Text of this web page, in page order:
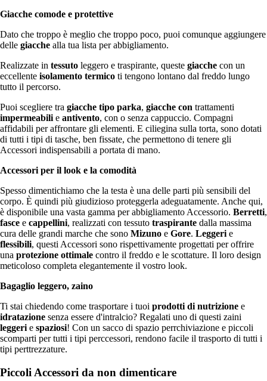
Giacche comode e protettive
Dato che troppo è meglio che troppo poco, puoi comunque aggiungere
delle giacche alla tua lista per abbigliamento.
Realizzate in tessuto leggero e traspirante, queste giacche con un
eccellente isolamento termico ti tengono lontano dal freddo lungo
tutto il percorso.
Puoi scegliere tra giacche tipo parka, giacche con trattamenti
impermeabilie antivento, con o senza cappuccio. Compagni
affidabili per affrontare gli elementi. E ciliegina sulla torta, sono dotati
di tutti i tipi di tasche, ben fissate, che permettono di tenere gli
Accessori indispensabili a portata di mano.
Accessori per il look e la comodità
Spesso dimentichiamo che la testa è una delle parti più sensibili del
corpo. È quindi più giudizioso proteggerla adeguatamente. Anche qui,
è disponibile una vasta gamma per abbigliamento Accessorio. Berretti,
fasce e cappellini, realizzati con tessuto traspirante dalla massima
cura delle grandi marche che sono Mizuno e Gore. Leggerie
flessibili, questi Accessori sono rispettivamente progettati per offrire
una protezione ottimale contro il freddo e le scottature. Il loro design
meticoloso completa elegantemente il vostro look.
Bagaglio leggero, zaino
Ti stai chiedendo come trasportare i tuoi prodotti di nutrizione e
idratazione senza essere d'intralcio? Regalati uno di questi zaini
leggerie spaziosi! Con un sacco di spazio perrchiviazione e piccoli
scomparti per tutti i tipi perccessori, rendono facile il trasporto di tutti i
tipi perttrezzature.
Piccoli Accessori da non dimenticare